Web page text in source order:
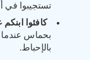
تستجيبوا في
كافئوا
بحماس عندما
بالإحباط.